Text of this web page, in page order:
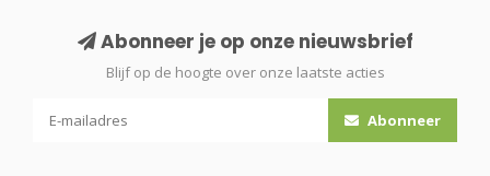
Abonneer je op onze nieuwsbrief
Blijf op de hoogte over onze laatste acties
Abonneer